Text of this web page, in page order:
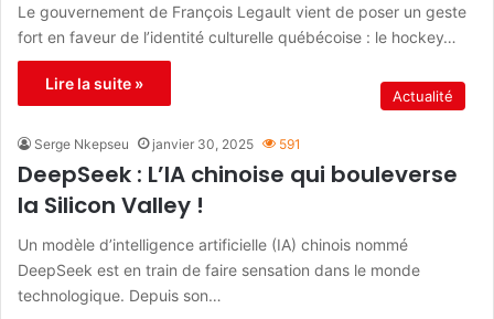
Le gouvernement de François Legault vient de poser un geste
fort en faveur de l’identité culturelle québécoise : le hockey…
Lire la suite »
Actualité
Serge Nkepseu janvier 30, 2025 591
DeepSeek : L’IA chinoise qui bouleverse
la Silicon Valley !
Un modèle d’intelligence artificielle (IA) chinois nommé
DeepSeek est en train de faire sensation dans le monde
technologique. Depuis son…